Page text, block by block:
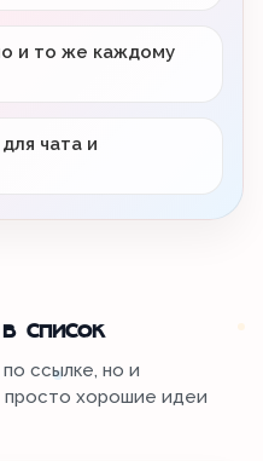
и то же каждому
чата и
список
ссылке, но и
просто хорошие идеи